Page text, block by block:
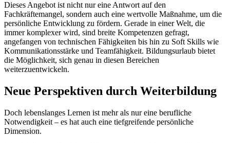
Dieses Angebot ist nicht nur eine Antwort auf den
Fachkräftemangel, sondern auch eine wertvolle Maßnahme, um die
persönliche Entwicklung zu fördern. Gerade in einer Welt, die
immer komplexer wird, sind breite Kompetenzen gefragt,
angefangen von technischen Fähigkeiten bis hin zu Soft Skills wie
Kommunikationsstärke und Teamfähigkeit. Bildungsurlaub bietet
die Möglichkeit, sich genau in diesen Bereichen
weiterzuentwickeln.
Neue Perspektiven durch Weiterbildung
Doch lebenslanges Lernen ist mehr als nur eine berufliche
Notwendigkeit – es hat auch eine tiefgreifende persönliche
Dimension.